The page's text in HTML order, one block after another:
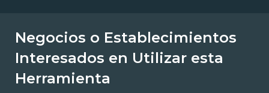
Negocios o Establecimientos
Interesados en Utilizar esta
Herramienta